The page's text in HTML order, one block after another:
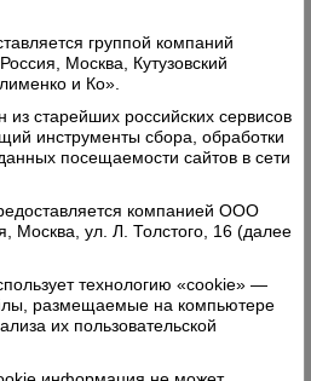
группой компаний
Москва, Кутузовский
и Ко».
старейших российских сервисов
инструменты сбора, обработки
посещаемости сайтов в сети
компанией ООО
Москва, ул. Л. Толстого, 16 (далее
технологию «cookie» —
размещаемые на компьютере
их пользовательской